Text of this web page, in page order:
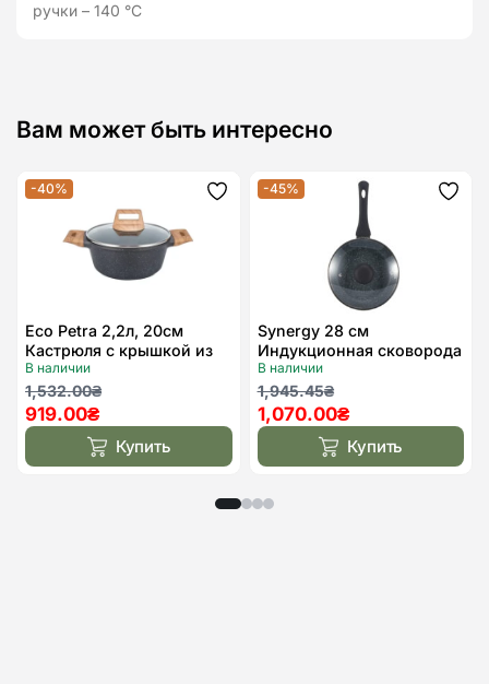
ручки – 140 °C
Вам может быть интересно
-40% Додати
Eco Petra 2,2л, 20см
Кастрюля с крышкой из
литого алюминия
В наличии
1,532.00₴
Первоначальная
цена
составляла
1,532.00₴.
919.00₴
Текущая
цена:
919.00₴. Купить
-45%
Synergy 28 см
Индукционная сковорода
с крышкой Kohen
В наличии
1,945.45₴
Первоначальная
цена
составляла
1,945.45₴.
1,070.00₴
Текущая
цена:
1,070.00₴.Купить